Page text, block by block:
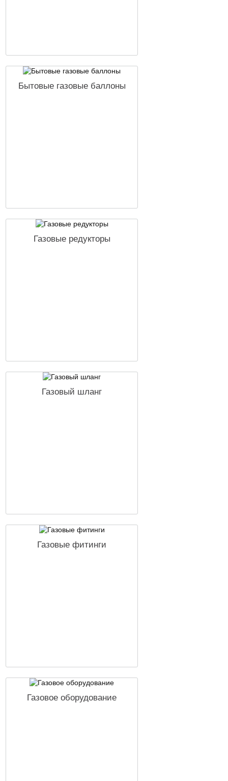
Бытовые газовые баллоны
Газовые редукторы
Газовый шланг
Газовые фитинги
Газовое оборудование